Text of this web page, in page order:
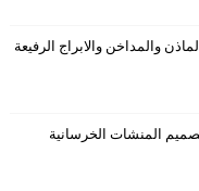
المنشات الخرسانية